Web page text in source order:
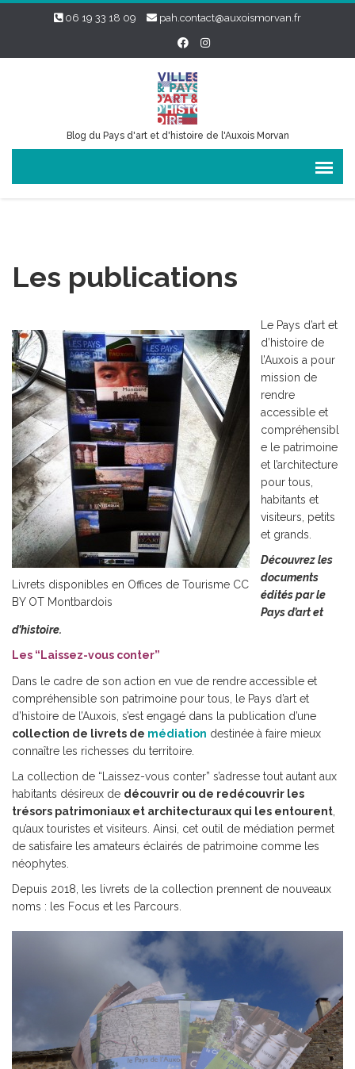
06 19 33 18 09 pah.contact@auxoismorvan.fr
Blog du Pays d'art et d'histoire de l'Auxois Morvan
Les publications
Livrets disponibles en Offices de Tourisme CC
BY OT Montbardois
Le Pays d’art et
d’histoire de
l’Auxois a pour
mission de
rendre
accessible et
compréhensibl
e le patrimoine
et l’architecture
pour tous,
habitants et
visiteurs, petits
et grands.
Découvrez les
documents
édités par le
Pays d’art et
d’histoire.
Les “Laissez-vous conter”
Dans le cadre de son action en vue de rendre accessible et
compréhensible son patrimoine pour tous, le Pays d’art et
d’histoire de l’Auxois, s’est engagé dans la publication d’une
collection de livrets de médiation destinée à faire mieux
connaître les richesses du territoire.
La collection de “Laissez-vous conter” s’adresse tout autant aux
habitants désireux de découvrir ou de redécouvrir les
trésors patrimoniaux et architecturaux qui les entourent
qu’aux touristes et visiteurs. Ainsi, cet outil de médiation permet
de satisfaire les amateurs éclairés de patrimoine comme les
néophytes.
Depuis 2018, les livrets de la collection prennent de nouveaux
noms : les Focus et les Parcours.